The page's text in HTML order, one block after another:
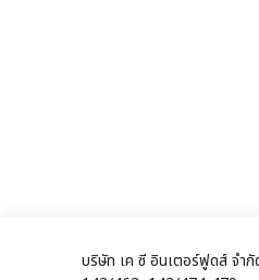
บริษัท เค ซี อินเตอร์ฟูดส์ จำกั